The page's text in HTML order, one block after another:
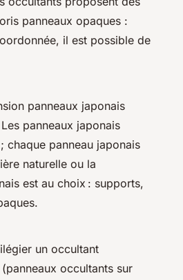
panneaux opaques :
il est possible de
panneaux japonais
panneaux japonais
chaque panneau japonais
naturelle ou la
est au choix : supports,
un occultant
occultants sur